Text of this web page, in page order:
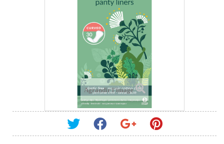
Agrandir l'image